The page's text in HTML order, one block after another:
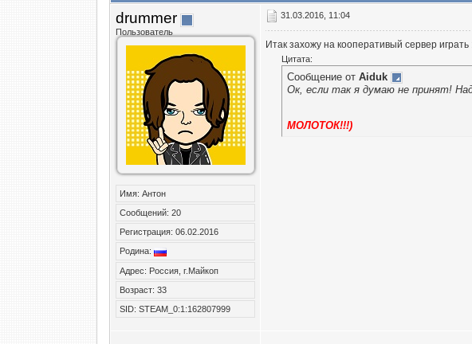
drummer
Пользователь
Имя: Антон
Сообщений: 20
Регистрация: 06.02.2016
Родина:
Адрес: Россия, г.Майкоп
Возраст: 33
SID: STEAM_0:1:162807999
31.03.2016, 11:04
Итак захожу на кооперативый сервер
Цитата:
Сообщение от Aiduk
Ок, если так я думаю не принят!
МОЛОТОК!!!)